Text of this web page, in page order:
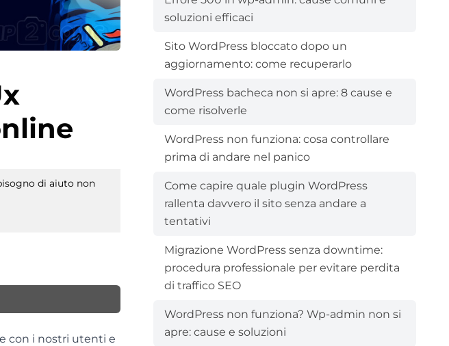
di aiuto non
con i nostri utenti e
soluzioni efficaci
Sito WordPress bloccato dopo un
aggiornamento: come recuperarlo
WordPress bacheca non si apre: 8 cause e
come risolverle
WordPress non funziona: cosa controllare
prima di andare nel panico
Come capire quale plugin WordPress
rallenta davvero il sito senza andare a
tentativi
Migrazione WordPress senza downtime:
procedura professionale per evitare perdita
di traffico SEO
WordPress non funziona? Wp-admin non si
apre: cause e soluzioni